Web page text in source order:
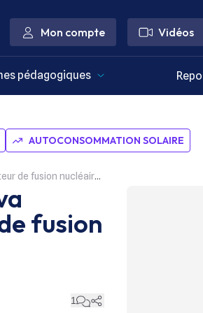
Mon compte Vidéos
pédagogiques
AUTOCONSOMMATION SOLAIRE
un peu particulier
fusion
1